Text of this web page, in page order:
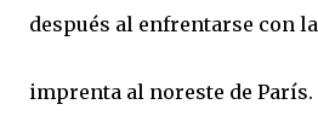
después al enfrentarse con
imprenta al noreste de